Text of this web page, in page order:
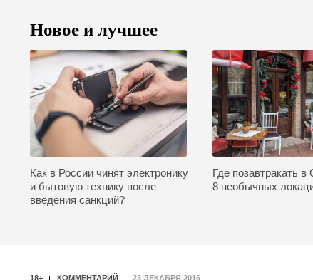
Новое и лучшее
Как в России чинят электронику
и бытовую технику после
введения санкций?
Где позавтракать
8 необычных
18+ КОММЕНТАРИЙ 23 ДЕКАБРЯ 2016